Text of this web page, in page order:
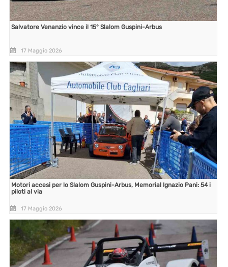
Salvatore Venanzio vince il 15° Slalom Guspini-Arbus
17 Maggio 2026
Motori accesi per lo Slalom Guspini-Arbus, Memorial Ignazio Pani: 54 i
piloti al via
17 Maggio 2026